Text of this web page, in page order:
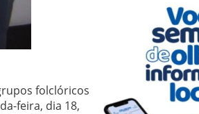
folclóricos
feira, dia 18,